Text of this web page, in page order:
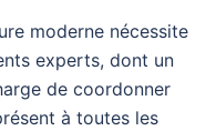
moderne nécessite
experts, dont un
de coordonner
à toutes les